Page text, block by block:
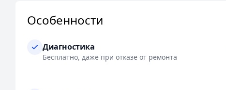
Особенности
Диагностика
Бесплатно, даже при отказе от ремонта